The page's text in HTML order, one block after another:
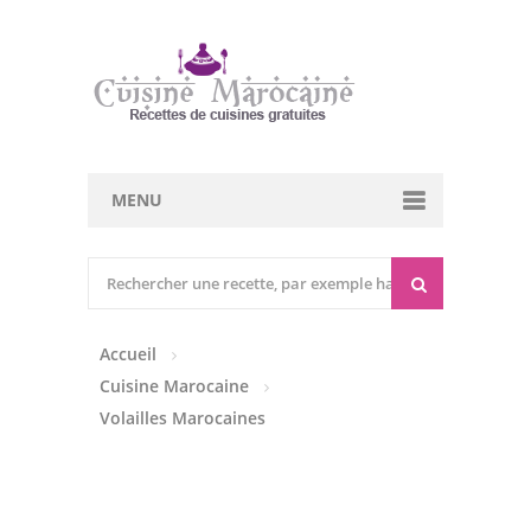
MENU
Entrées Froides
Tajines
Accueil
Cuisine Marocaine
Volailles Marocaines